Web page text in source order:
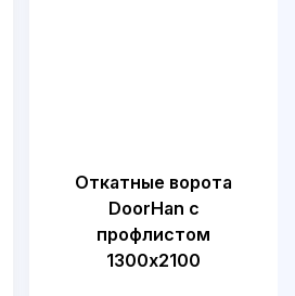
Откатные ворота
DoorHan с
профлистом
1300x2100